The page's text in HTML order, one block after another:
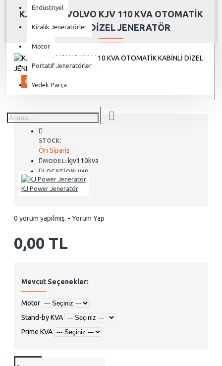
Endüstriyel
Kiralık Jeneratörler
Motor
Portatif Jeneratörler
Yedek Parça
KJ POWER VOLVO KJV 110 KVA OTOMATİK
KABİNLİ DİZEL JENERATÖR
ÖN SIPARIŞ
STOCK:
Ön Sipariş
MODEL: kjv110kva
LOCATION: van
KJ Power Jeneratör
0 yorum yapılmış. - Yorum Yap
0,00 TL
Mevcut Seçenekler:
Motor
Stand-by KVA
Prime KVA